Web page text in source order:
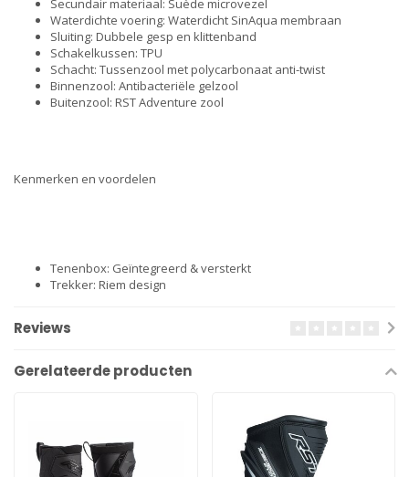
Waterdichte voering: Waterdicht SinAqua membraan
Sluiting: Dubbele gesp en klittenband
Schakelkussen: TPU
Schacht: Tussenzool met polycarbonaat anti-twist
Binnenzool: Antibacteriële gelzool
Buitenzool: RST Adventure zool
Kenmerken en voordelen
Tenenbox: Geïntegreerd & versterkt
Trekker: Riem design
Reviews
Gerelateerde producten